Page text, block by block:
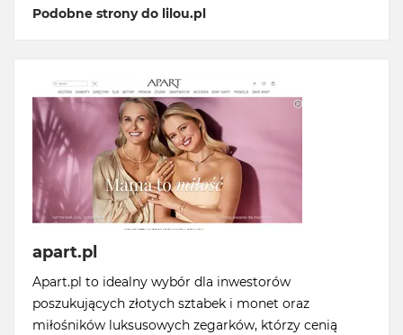
Podobne strony do lilou.pl
apart.pl
Apart.pl to idealny wybór dla inwestorów
poszukujących złotych sztabek i monet oraz
miłośników luksusowych zegarków, którzy cenią